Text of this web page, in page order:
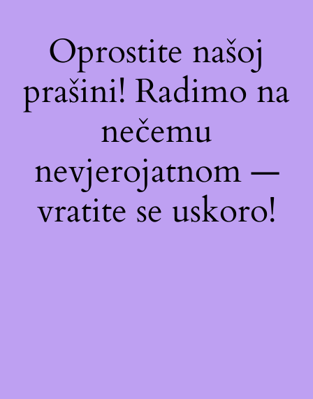
Oprostite našoj
prašini! Radimo na
nečemu
nevjerojatnom —
vratite se uskoro!